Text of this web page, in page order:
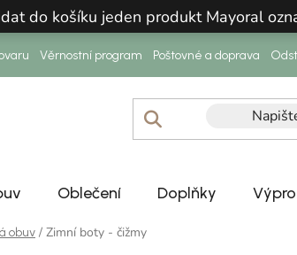
do košíku jeden produkt Mayoral
Věrnostní program Poštovné a doprava
Oblečení Doplňky
obuv / Zimní boty - čižmy